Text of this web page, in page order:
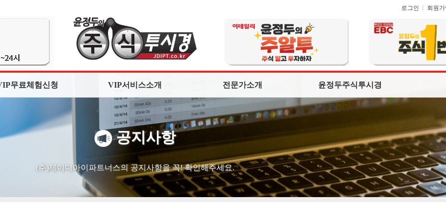
로그인 회원
무료체험신청 VIP서비스소개 전문가소개 윤정두주식투시경
공지사항
(주)제이디아이파트너스의 공지사항을 꼭! 확인해주세요.